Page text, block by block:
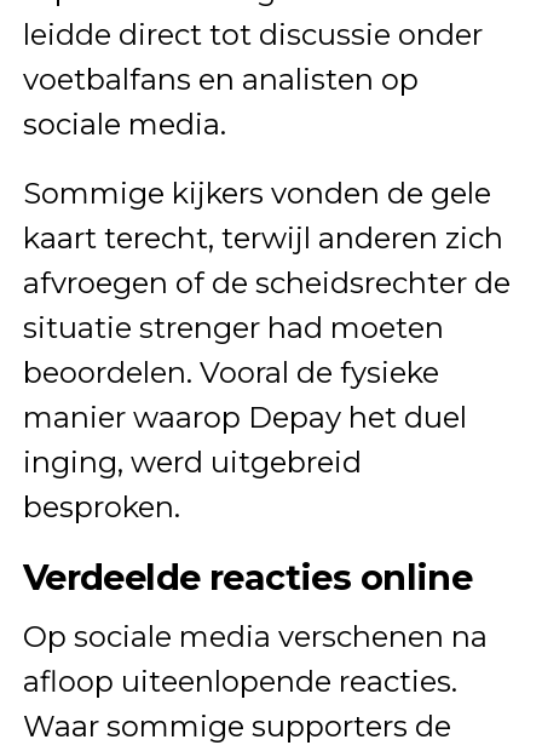
leidde direct tot discussie onder
voetbalfans en analisten op
sociale media.
Sommige kijkers vonden de gele
kaart terecht, terwijl anderen zich
afvroegen of de scheidsrechter de
situatie strenger had moeten
beoordelen. Vooral de fysieke
manier waarop Depay het duel
inging, werd uitgebreid
besproken.
Verdeelde reacties online
Op sociale media verschenen na
afloop uiteenlopende reacties.
Waar sommige supporters de